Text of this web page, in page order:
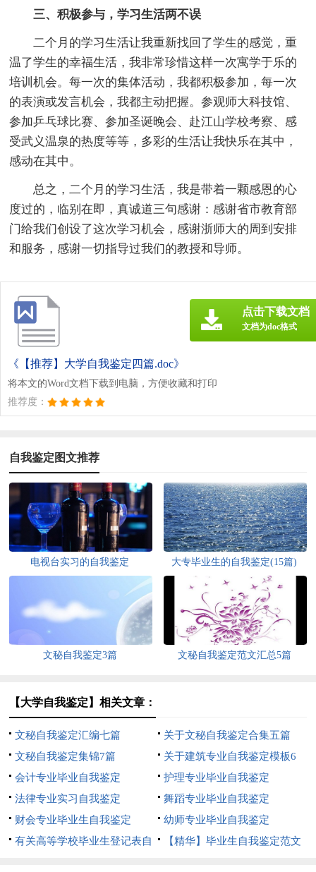
三、积极参与，学习生活两不误
二个月的学习生活让我重新找回了学生的感觉，重
温了学生的幸福生活，我非常珍惜这样一次寓学于乐的
培训机会。每一次的集体活动，我都积极参加，每一次
的表演或发言机会，我都主动把握。参观师大科技馆、
参加乒乓球比赛、参加圣诞晚会、赴江山学校考察、感
受武义温泉的热度等等，多彩的生活让我快乐在其中，
感动在其中。
总之，二个月的学习生活，我是带着一颗感恩的心
度过的，临别在即，真诚道三句感谢：感谢省市教育部
门给我们创设了这次学习机会，感谢浙师大的周到安排
和服务，感谢一切指导过我们的教授和导师。
《【推荐】大学自我鉴定四篇.doc》
将本文的Word文档下载到电脑，方便收藏和打印
推荐度：
点击下载文档
文档为doc格式
自我鉴定图文推荐
电视台实习的自我鉴定 大专毕业生的自我鉴定(15篇)
文秘自我鉴定3篇 文秘自我鉴定范文汇总5篇
【大学自我鉴定】相关文章：
文秘自我鉴定汇编七篇
关于文秘自我鉴定合集五篇
文秘自我鉴定集锦7篇
关于建筑专业自我鉴定模板6
篇
会计专业毕业自我鉴定
护理专业毕业自我鉴定
法律专业实习自我鉴定
舞蹈专业毕业自我鉴定
财会专业毕业生自我鉴定
幼师专业毕业自我鉴定
有关高等学校毕业生登记表自
【精华】毕业生自我鉴定范文